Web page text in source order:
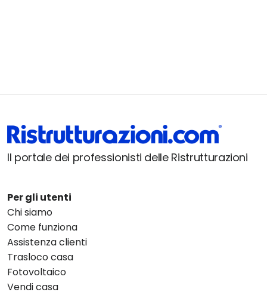
Il portale dei professionisti delle Ristrutturazioni
Per gli utenti
Chi siamo
Come funziona
Assistenza clienti
Trasloco casa
Fotovoltaico
Vendi casa